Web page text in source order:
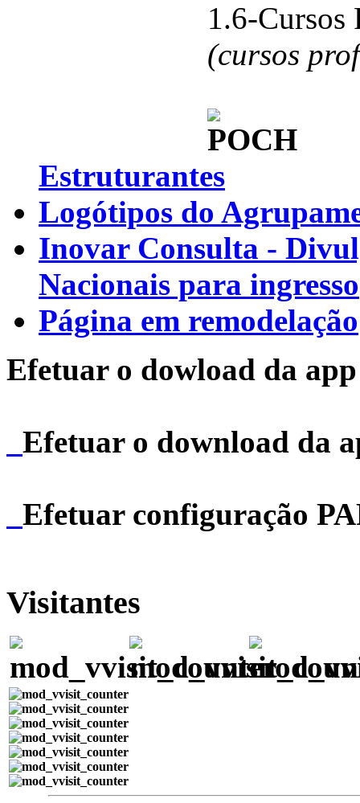
1.6-Cursos
(cursos
Estruturantes
Logótipos do
Inovar Consulta -
Nacionais para ingresso
Página em remodelação
Efetuar o dowload da
Efetuar o download da
Efetuar configuração
Visitantes